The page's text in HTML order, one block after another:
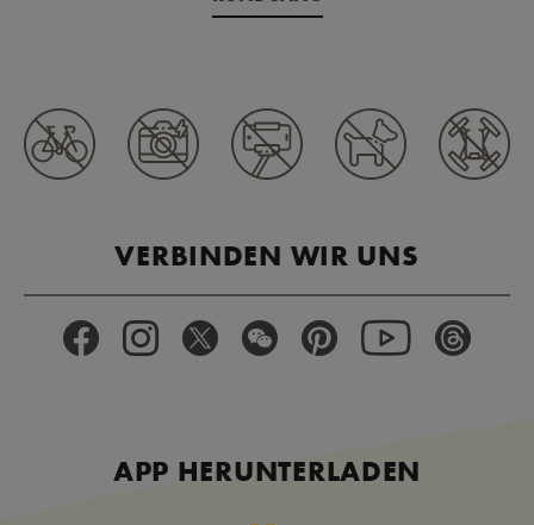
VERBINDEN WIR UNS
APP HERUNTERLADEN